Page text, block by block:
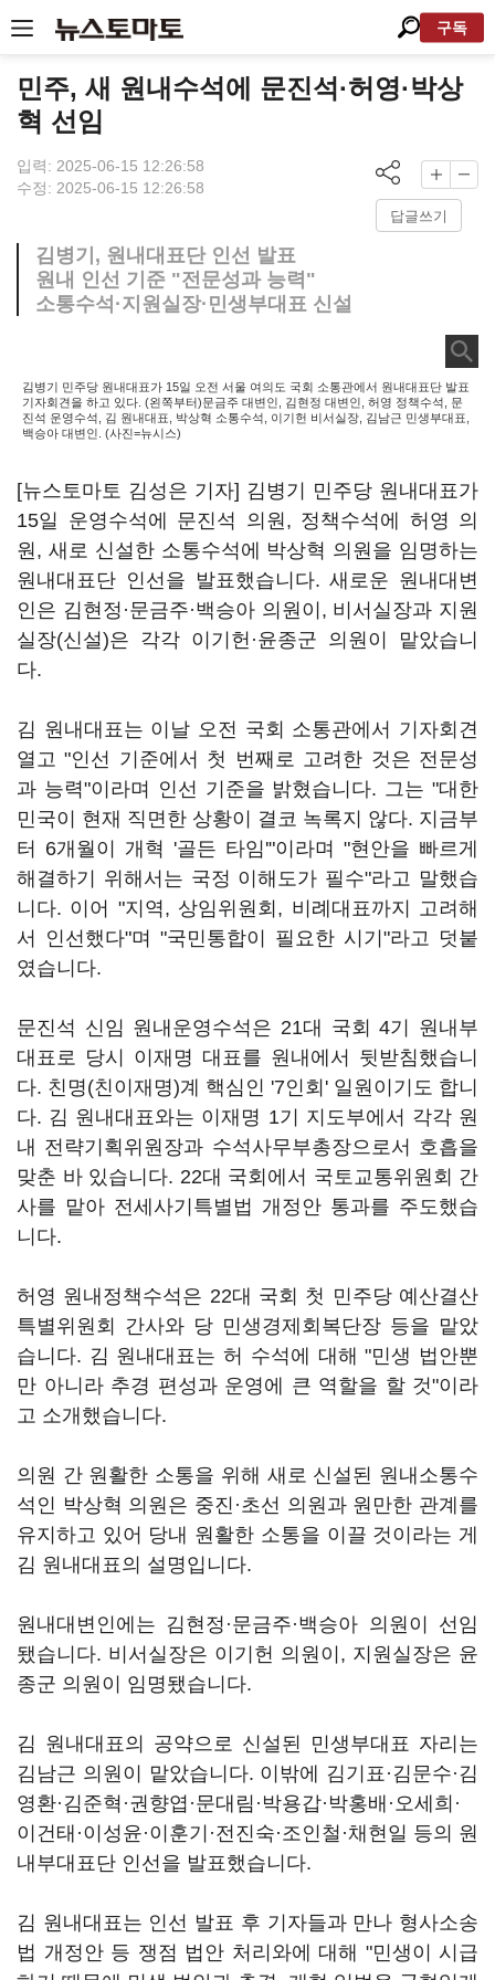
구독
민주, 새 원내수석에 문진석·허영·박상
혁 선임
입력: 2025-06-15 12:26:58
수정: 2025-06-15 12:26:58
답글쓰기
김병기, 원내대표단 인선 발표
원내 인선 기준 "전문성과 능력"
소통수석·지원실장·민생부대표 신설
김병기 민주당 원내대표가 15일 오전 서울 여의도 국회 소통관에서 원내대표단 발표
기자회견을 하고 있다. (왼쪽부터)문금주 대변인, 김현정 대변인, 허영 정책수석, 문
진석 운영수석, 김 원내대표, 박상혁 소통수석, 이기헌 비서실장, 김남근 민생부대표,
백승아 대변인. (사진=뉴시스)
[뉴스토마토 김성은 기자] 김병기 민주당 원내대표가
15일 운영수석에 문진석 의원, 정책수석에 허영 의
원, 새로 신설한 소통수석에 박상혁 의원을 임명하는
원내대표단 인선을 발표했습니다. 새로운 원내대변
인은 김현정·문금주·백승아 의원이, 비서실장과 지원
실장(신설)은 각각 이기헌·윤종군 의원이 맡았습니
다.
김 원내대표는 이날 오전 국회 소통관에서 기자회견
열고 "인선 기준에서 첫 번째로 고려한 것은 전문성
과 능력"이라며 인선 기준을 밝혔습니다. 그는 "대한
민국이 현재 직면한 상황이 결코 녹록지 않다. 지금부
터 6개월이 개혁 '골든 타임'"이라며 "현안을 빠르게
해결하기 위해서는 국정 이해도가 필수"라고 말했습
니다. 이어 "지역, 상임위원회, 비례대표까지 고려해
서 인선했다"며 "국민통합이 필요한 시기"라고 덧붙
였습니다.
문진석 신임 원내운영수석은 21대 국회 4기 원내부
대표로 당시 이재명 대표를 원내에서 뒷받침했습니
다. 친명(친이재명)계 핵심인 '7인회' 일원이기도 합니
다. 김 원내대표와는 이재명 1기 지도부에서 각각 원
내 전략기획위원장과 수석사무부총장으로서 호흡을
맞춘 바 있습니다. 22대 국회에서 국토교통위원회 간
사를 맡아 전세사기특별법 개정안 통과를 주도했습
니다.
허영 원내정책수석은 22대 국회 첫 민주당 예산결산
특별위원회 간사와 당 민생경제회복단장 등을 맡았
습니다. 김 원내대표는 허 수석에 대해 "민생 법안뿐
만 아니라 추경 편성과 운영에 큰 역할을 할 것"이라
고 소개했습니다.
의원 간 원활한 소통을 위해 새로 신설된 원내소통수
석인 박상혁 의원은 중진·초선 의원과 원만한 관계를
유지하고 있어 당내 원활한 소통을 이끌 것이라는 게
김 원내대표의 설명입니다.
원내대변인에는 김현정·문금주·백승아 의원이 선임
됐습니다. 비서실장은 이기헌 의원이, 지원실장은 윤
종군 의원이 임명됐습니다.
김 원내대표의 공약으로 신설된 민생부대표 자리는
김남근 의원이 맡았습니다. 이밖에 김기표·김문수·김
영환·김준혁·권향엽·문대림·박용갑·박홍배·오세희·
이건태·이성윤·이훈기·전진숙·조인철·채현일 등의 원
내부대표단 인선을 발표했습니다.
김 원내대표는 인선 발표 후 기자들과 만나 형사소송
법 개정안 등 쟁점 법안 처리와에 대해 "민생이 시급